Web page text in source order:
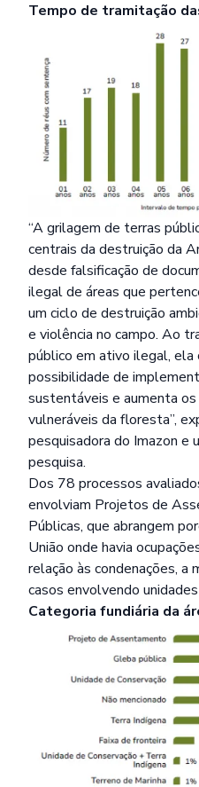
Tempo de tramitação
“A grilagem de terras
centrais da destruição da
desde falsificação de
ilegal de áreas que
um ciclo de destruição
e violência no campo. Ao
público em ativo ilegal, ela
possibilidade de
sustentáveis e aumenta
vulneráveis da floresta”,
pesquisadora do Imazon e
pesquisa.
Dos 78 processos
envolviam Projetos de
Públicas, que abrangem
União onde havia
relação às condenações, a
casos envolvendo
Categoria fundiária da